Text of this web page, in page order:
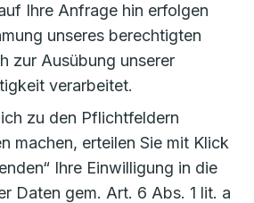
Ihre Anfrage hin erfolgen
unseres berechtigten
zur Ausübung unserer
verarbeitet.
zu den Pflichtfeldern
machen, erteilen Sie mit Klick
Ihre Einwilligung in die
Daten gem. Art. 6 Abs. 1 lit. a